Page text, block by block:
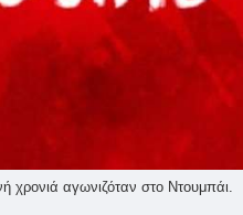
χρονιά αγωνιζόταν στο Ντουμπάι.